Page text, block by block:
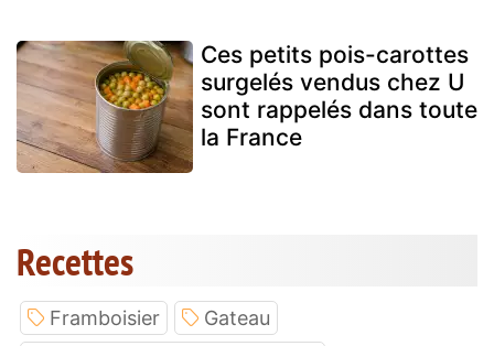
Ces petits pois-carottes
surgelés vendus chez U
sont rappelés dans toute
la France
Recettes
Framboisier
Gateau